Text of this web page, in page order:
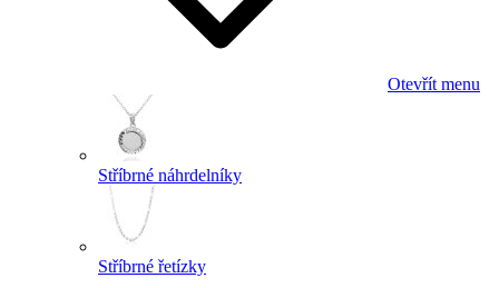
Otevřít menu
Stříbrné náhrdelníky
Stříbrné řetízky